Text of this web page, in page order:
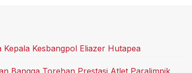
Kesbangpol Eliazer Hutapea